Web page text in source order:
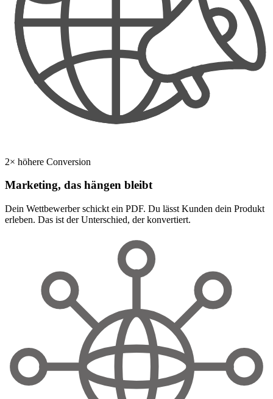
2× höhere Conversion
Marketing, das hängen bleibt
Dein Wettbewerber schickt ein PDF. Du lässt Kunden dein Produkt
erleben. Das ist der Unterschied, der konvertiert.